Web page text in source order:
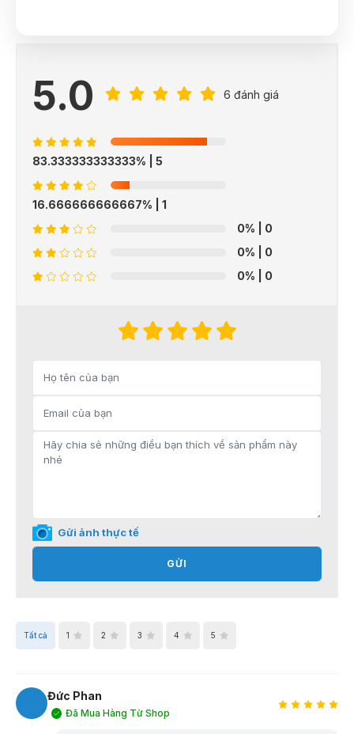
5.0 6 đánh giá
83.333333333333% | 5
16.666666666667% | 1
0% | 0
0% | 0
0% | 0
Gửi ảnh thực tế
GỬI
Tất cả 1 2 3 4 5
Đức Phan
Đã Mua Hàng Từ Shop